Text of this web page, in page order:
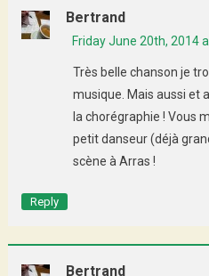
Bertrand
Friday June 20th, 2014
Très belle chanson je
musique. Mais aussi et
la chorégraphie ! Vous
petit danseur (déjà
scène à Arras !
Reply
Bertrand